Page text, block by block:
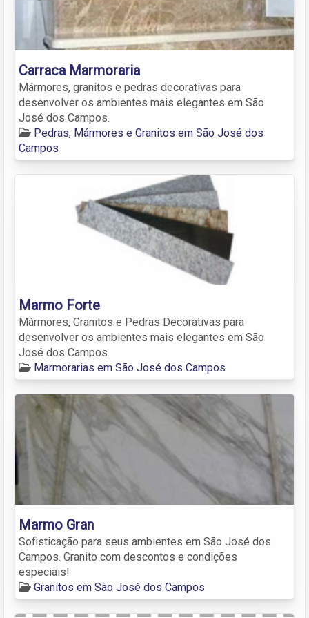
Carraca Marmoraria
Mármores, granitos e pedras decorativas para
desenvolver os ambientes mais elegantes em São
José dos Campos.
Pedras, Mármores e Granitos em São José dos
Campos
Marmo Forte
Mármores, Granitos e Pedras Decorativas para
desenvolver os ambientes mais elegantes em São
José dos Campos.
Marmorarias em São José dos Campos
Marmo Gran
Sofisticação para seus ambientes em São José dos
Campos. Granito com descontos e condições
especiais!
Granitos em São José dos Campos